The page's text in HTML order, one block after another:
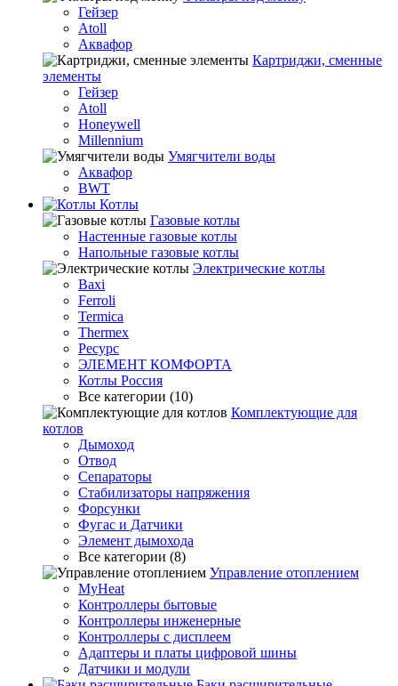
Гейзер
Atoll
Аквафор
Картриджи, сменные
элементы
Гейзер
Atoll
Honeywell
Millennium
Умягчители воды
Аквафор
BWT
Котлы
Гaзовые котлы
Настенные газовые котлы
Напольные газовые котлы
Электрические котлы
Baxi
Ferroli
Termica
Thermex
Ресурс
ЭЛЕМЕНТ КОМФОРТА
Котлы Россия
Все категории (10)
Комплектующие для
котлов
Дымоход
Отвод
Сепараторы
Стабилизаторы напряжения
Форсунки
Фугас и Датчики
Элемент дымохода
Все категории (8)
Управление отоплением
MyHeat
Контроллеры бытовые
Контроллеры инженерные
Контроллеры с дисплеем
Адаптеры и платы цифровой шины
Датчики и модули